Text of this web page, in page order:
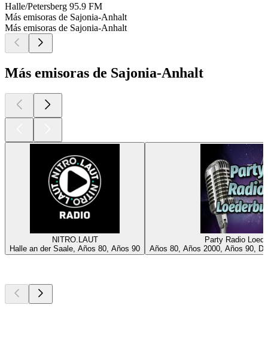
Halle/Petersberg 95.9 FM
Más emisoras de Sajonia-Anhalt
Más emisoras de Sajonia-Anhalt
Más emisoras de Sajonia-Anhalt
NITRO.LAUT
Halle an der Saale, Años 80, Años 90
Party Radio
Años 80, Años 2000, Años 90,